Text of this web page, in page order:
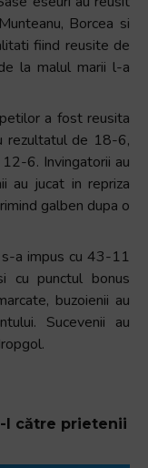
Borcea si
fiind reusite de
la malul marii l-a
a fost reusita
rezultatul de 18-6,
6. Invingatorii au
au jucat in repriza
galben dupa o
a impus cu 43-11
cu punctul bonus
buzoienii au
Sucevenii au
l către prietenii